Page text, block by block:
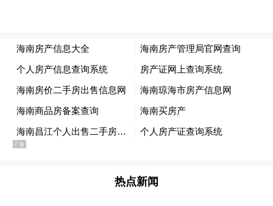
“赛菲尔无焊料黄金”，更纯更有价值
赛菲尔珠宝开创的“无焊料焊接技术”，获得
“中国黄金协会科学技术一等奖”，这是中国
证明了国家权威机构对“赛菲尔无焊料黄金”
热点新闻